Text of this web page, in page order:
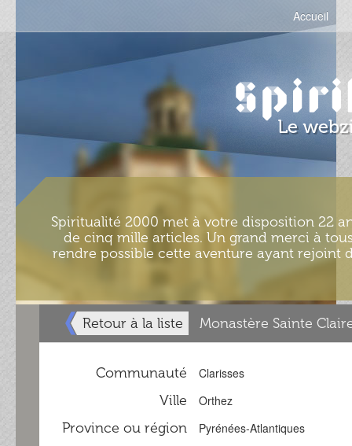
Accueil
Spiritualité 2000 met à votre disposition 22
de cinq mille articles. Un grand merci à
rendre possible cette aventure ayant rejoint
Retour à la liste Monastère Sainte
Communauté Clarisses
Ville Orthez
Province ou région Pyrénées-Atlantiques